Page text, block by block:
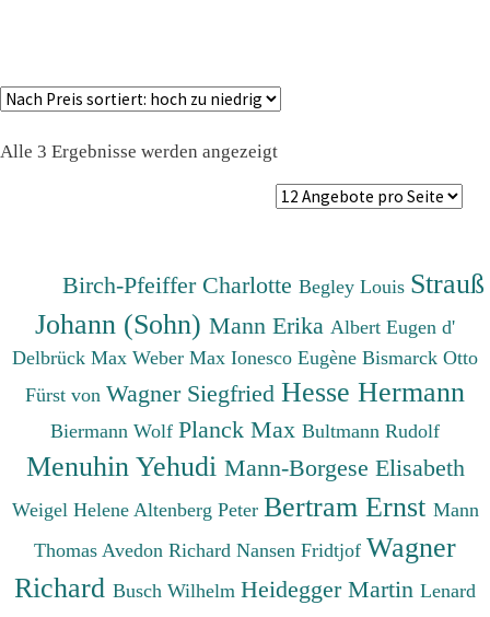
Alle 3 Ergebnisse werden angezeigtNach
sortiert:
Birch-Pfeiffer CharlotteBegley Louis Strauß
Johann (Sohn) Mann Erika Albert Eugen d'
Delbrück Max Weber Max Ionesco Eugène Bismarck Otto
Fürst von Wagner Siegfried Hesse Hermann
Biermann Wolf Planck Max Bultmann Rudolf
Menuhin Yehudi Mann-Borgese Elisabeth
Weigel Helene Altenberg Peter Bertram Ernst Mann
Thomas Avedon Richard Nansen Fridtjof Wagner
Richard Busch Wilhelm Heidegger Martin Lenard